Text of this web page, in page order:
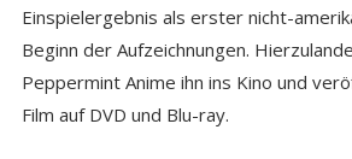
Einspielergebnis als erster nicht-
Beginn der Aufzeichnungen.
Peppermint Anime ihn ins Kino und
Film auf DVD und Blu-ray.